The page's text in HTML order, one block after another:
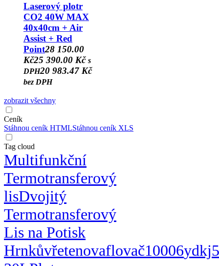
Laserový plotr
CO2 40W MAX
40x40cm + Air
Assist + Red
Point28 150.00
Kč25 390.00 Kč s
DPH20 983.47 Kč
bez DPH
zobrazit všechny
Ceník
Stáhnou ceník HTMLStáhnou ceník XLS
Tag cloud
Multifunkční
Termotransferový
lisDvojitý
Termotransferový
Lis na Potisk
Hrnkůvřetenovaflovač10006